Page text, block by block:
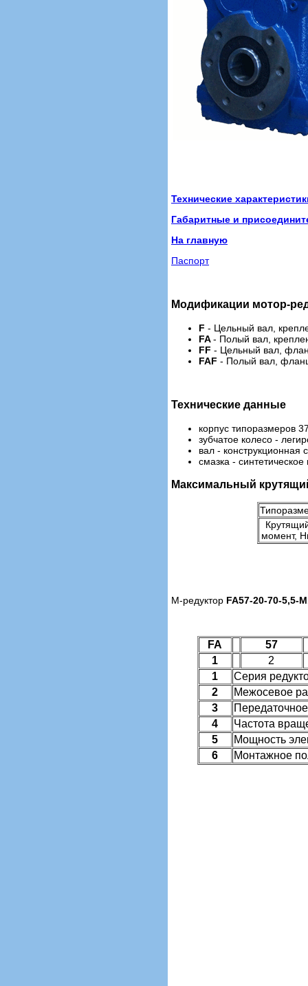
Технические
Габаритные и
На главную
Паспорт
Модификации мотор-
F - Цельный вал,
FA- Полый вал,
FF - Цельный вал,
FAF - Полый вал,
Технические данные
корпус типоразмеров
зубчатое колесо -
вал - конструкционная
смазка -
Максимальный
момент,
М-редуктор FA57-20-70-5,5-
FA
57
1
2
1
Cерия
2
Межосевое
3
4
Частота
5
Мощность
6
Монтажное